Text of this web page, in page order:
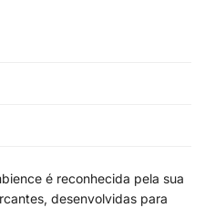
é reconhecida pela sua
desenvolvidas para